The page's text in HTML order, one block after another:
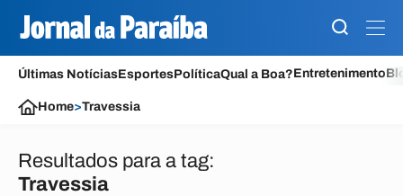
Últimas NotíciasEsportesPolíticaQual a Boa?Entretenimento
Home>Travessia
Resultados para a tag:
Travessia